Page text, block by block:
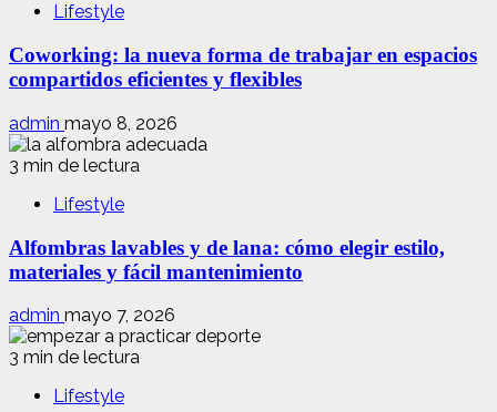
Lifestyle
Coworking: la nueva forma de trabajar en espacios
compartidos eficientes y flexibles
admin mayo 8, 2026
3 min de lectura
Lifestyle
Alfombras lavables y de lana: cómo elegir estilo,
materiales y fácil mantenimiento
admin mayo 7, 2026
3 min de lectura
Lifestyle